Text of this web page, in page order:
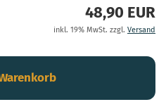
48,90 EUR
inkl. 19% MwSt. zzgl. Versand